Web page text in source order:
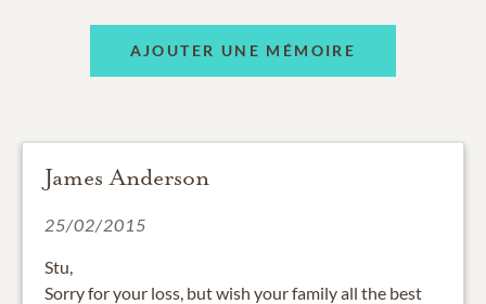
AJOUTER UNE MÉMOIRE
James Anderson
25/02/2015
Stu,
Sorry for your loss, but wish your family all the best